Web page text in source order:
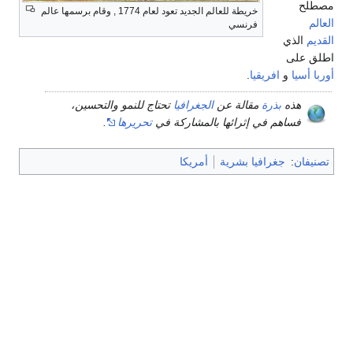
خريطة للعالم الجديد تعود لعام 1774 , وقام برسمها عالم
فرنسي
مصطلح
العالم
القديم الذي
اطلق على
أوربا أسيا و افريقيا
هذه بذرة مقالة عنالجغرافيا تحتاج للنمو والتحسين،
فساهم في إثرائها بالمشاركة فيتحريرها
تصنيفان: جغرافيا بشرية أمريكا